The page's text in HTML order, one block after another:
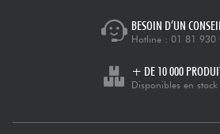
BESOIN D’UN
Hotline : 01 81 930
+ DE 10 000
Disponibles en stock